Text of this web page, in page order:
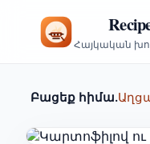
Հայկական
Բացեք հիմա.